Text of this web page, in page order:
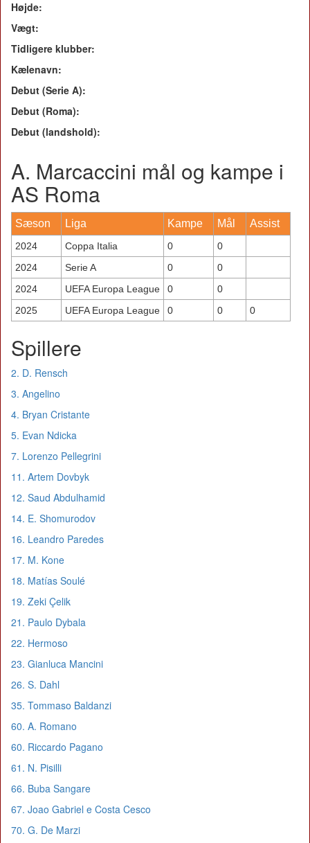
Højde:
Vægt:
Tidligere klubber:
Kælenavn:
Debut (Serie A):
Debut (Roma):
Debut (landshold):
A. Marcaccini mål og kampe i
AS Roma
Sæson Liga Kampe Mål Assist
2024 Coppa Italia 0
0
2024
Serie A 0
0
2024
UEFA Europa League 0
0
2025
UEFA Europa League 0 0 0
Spillere
2. D. Rensch
3. Angelino
4. Bryan Cristante
5. Evan Ndicka
7. Lorenzo Pellegrini
11. Artem Dovbyk
12. Saud Abdulhamid
14. E. Shomurodov
16. Leandro Paredes
17. M. Kone
18. Matías Soulé
19. Zeki Çelik
21. Paulo Dybala
22. Hermoso
23. Gianluca Mancini
26. S. Dahl
35. Tommaso Baldanzi
60. A. Romano
60. Riccardo Pagano
61. N. Pisilli
66. Buba Sangare
67. Joao Gabriel e Costa Cesco
70. G. De Marzi